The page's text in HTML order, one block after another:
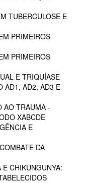
TUBERCULOSE E
PRIMEIROS
PRIMEIROS
E TRIQUÍASE
AD1, AD2, AD3 E
AO TRAUMA -
XABCDE
E
DA
CHIKUNGUNYA: